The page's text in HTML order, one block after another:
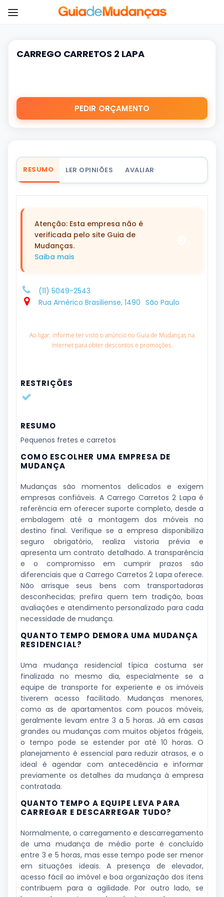
CARREGO CARRETOS 2 LAPA
PEDIR ORÇAMENTO
RESUMO LER OPINIÕES AVALIAR
Atenção: Esta empresa não é
verificada pelo site Guia de
Mudanças.
Saiba mais
(11) 5049-2543
Rua Américo Brasiliense, 1490 São Paulo
Ao ligar, informe ter visto o anúncio no Guia de Mudanças na
internet para obter descontos e promoções.
RESTRIÇÕES
RESUMO
Pequenos fretes e carretos
COMO ESCOLHER UMA EMPRESA DE
MUDANÇA
Mudanças são momentos delicados e exigem
empresas confiáveis. A Carrego Carretos 2 Lapa é
referência em oferecer suporte completo, desde a
embalagem até a montagem dos móveis no
destino final. Verifique se a empresa disponibiliza
seguro obrigatório, realiza vistoria prévia e
apresenta um contrato detalhado. A transparência
e o compromisso em cumprir prazos são
diferenciais que a Carrego Carretos 2 Lapa oferece.
Não arrisque seus bens com transportadoras
desconhecidas; prefira quem tem tradição, boas
avaliações e atendimento personalizado para cada
necessidade de mudança.
QUANTO TEMPO DEMORA UMA MUDANÇA
RESIDENCIAL?
Uma mudança residencial típica costuma ser
finalizada no mesmo dia, especialmente se a
equipe de transporte for experiente e os imóveis
tiverem acesso facilitado. Mudanças menores,
como as de apartamentos com poucos móveis,
geralmente levam entre 3 a 5 horas. Já em casas
grandes ou mudanças com muitos objetos frágeis,
o tempo pode se estender por até 10 horas. O
planejamento é essencial para reduzir atrasos, e o
ideal é agendar com antecedência e informar
previamente os detalhes da mudança à empresa
contratada.
QUANTO TEMPO A EQUIPE LEVA PARA
CARREGAR E DESCARREGAR TUDO?
Normalmente, o carregamento e descarregamento
de uma mudança de médio porte é concluído
entre 3 e 5 horas, mas esse tempo pode ser menor
em situações ideais. A presença de elevador,
acesso fácil ao imóvel e boa organização dos itens
contribuem para a agilidade. Por outro lado, se